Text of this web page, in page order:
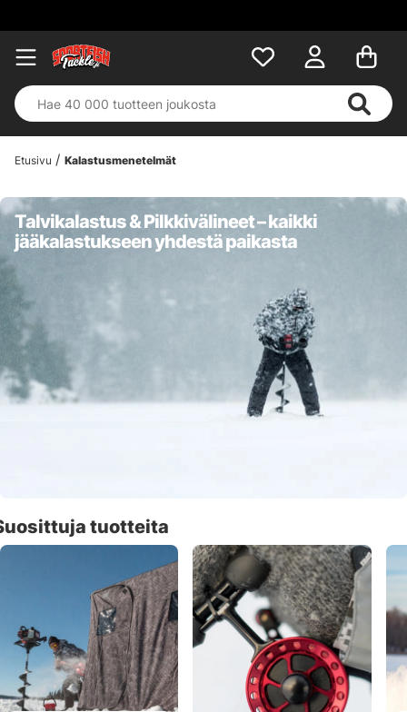
Etusivu Kalastusmenetelmät
Talvikalastus & Pilkkivälineet – kaikki
jääkalastukseen yhdestä paikasta
tuotteita